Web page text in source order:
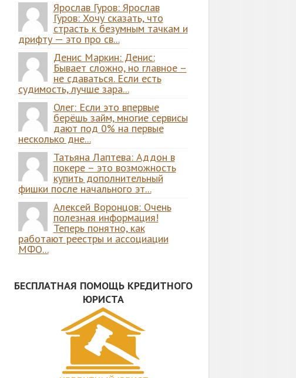
Ярослав Гуров: Ярослав
Гуров: Хочу сказать, что
страсть к безумным тачкам и
дрифту — это про св...
Денис Маркин: Денис:
Бывает сложно, но главное –
не сдаваться. Если есть
судимость, лучше зара...
Олег: Если это впервые
берёшь займ, многие сервисы
дают под 0% на первые
несколько дне...
Татьяна Лаптева: Аддон в
покере – это возможность
купить дополнительный
фишки после начального эт...
Алексей Воронцов: Очень
полезная информация!
Теперь понятно, как
работают реестры и ассоциации
МФО...
БЕСПЛАТНАЯ ПОМОЩЬ КРЕДИТНОГО
ЮРИСТА